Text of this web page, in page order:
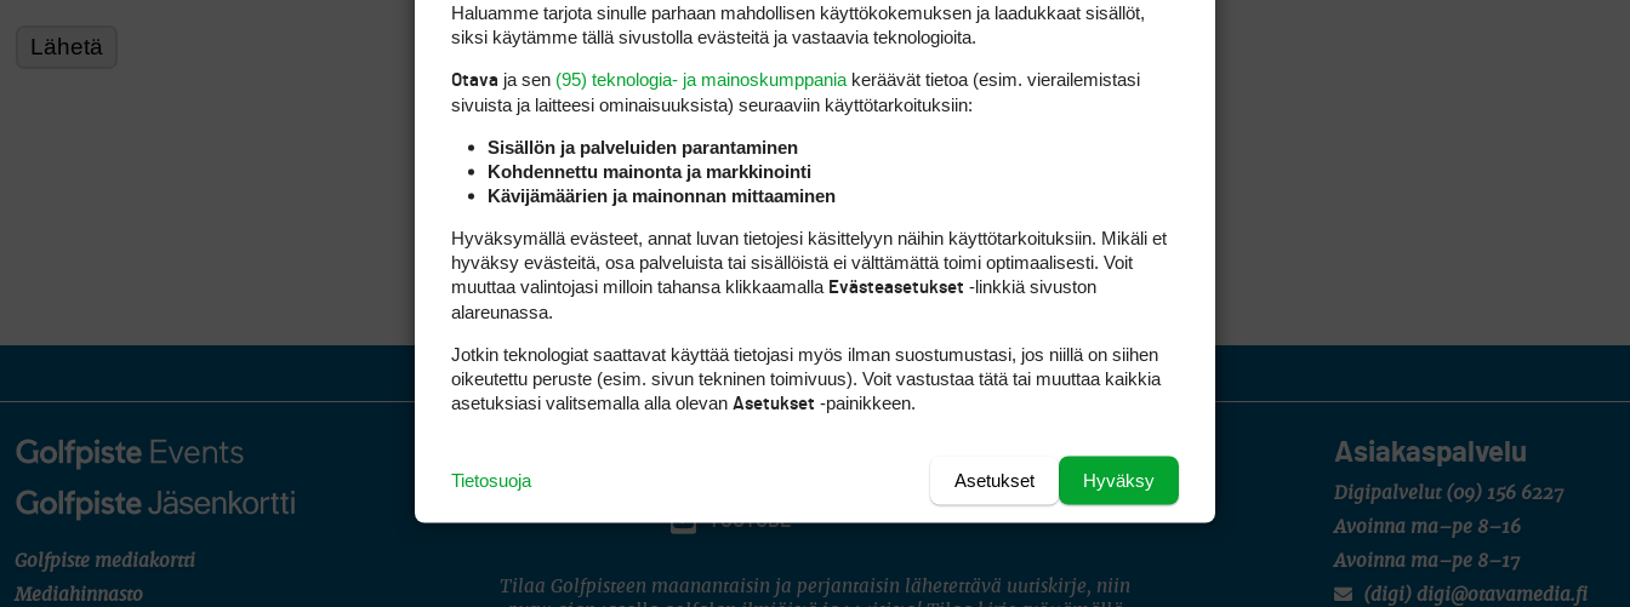
Golfpiste mediakortti
Mediahinnasto
Asiakaspalvelu
Digipalvelut (09) 156 6227
Avoinna ma–pe 8–16
Avoinna ma–pe 8–17
(digi) digi@otavamedia.fi
INSTAGRAM
YOUTUBE
Tilaa Golfpisteen maanantaisin ja perjantaisin lähetettävä uutiskirje, niin
Haluamme tarjota sinulle parhaan mahdollisen käyttökokemuksen ja laadukkaat sisällöt,
siksi käytämme tällä sivustolla evästeitä ja vastaavia teknologioita.
Otava ja sen (95) teknologia- ja mainoskumppania keräävät tietoa (esim. vierailemis­tasi
sivuista ja laitteesi ominaisuuk­sista) seuraaviin käyttötarkoituksiin:
Sisällön ja palveluiden parantaminen
Kohdennettu mainonta ja markkinointi
Kävijämäärien ja mainonnan mittaaminen
Hyväksymällä evästeet, annat luvan tietojesi käsittelyyn näihin käyttötarkoituksiin. Mikäli et
hyväksy evästeitä, osa palveluista tai sisällöistä ei välttämättä toimi optimaalisesti. Voit
muuttaa valintojasi milloin tahansa klikkaamalla Evästeasetukset -linkkiä sivuston
alareunassa.
Jotkin teknologiat saattavat käyttää tietojasi myös ilman suostumustasi, jos niillä on siihen
oikeutettu peruste (esim. sivun tekninen toimivuus). Voit vastustaa tätä tai muuttaa kaikkia
asetuksiasi valitsemalla alla olevan Asetukset -painikkeen.
Hyväksy
Asetukset
Tietosuoja